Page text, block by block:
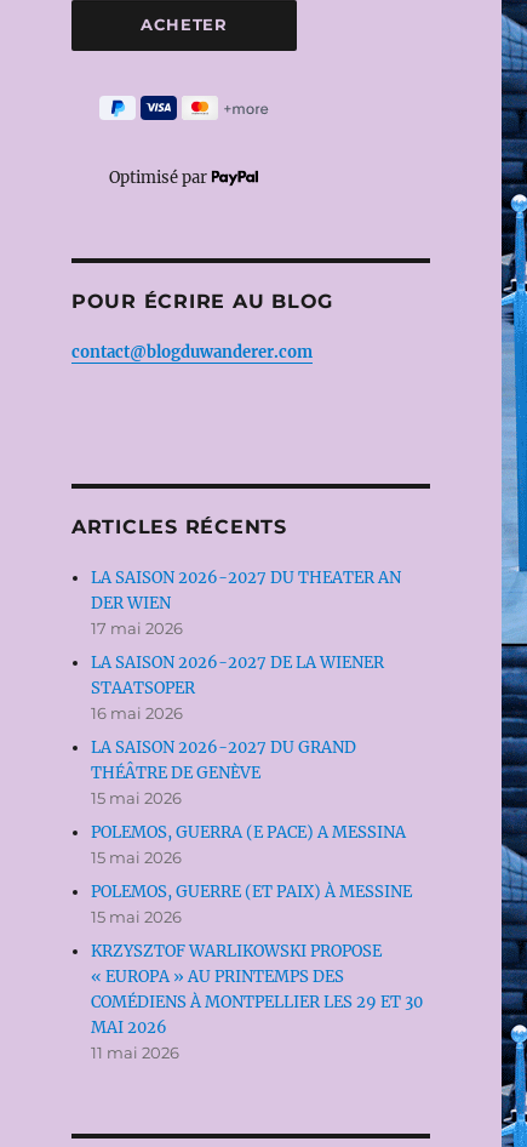
Optimisé par
POUR ÉCRIRE AU BLOG
contact@blogduwanderer.com
ARTICLES RÉCENTS
LA SAISON 2026-2027 DU THEATER AN
DER WIEN
17 mai 2026
LA SAISON 2026-2027 DE LA WIENER
STAATSOPER
16 mai 2026
LA SAISON 2026-2027 DU GRAND
THÉÂTRE DE GENÈVE
15 mai 2026
POLEMOS, GUERRA (E PACE) A MESSINA
15 mai 2026
POLEMOS, GUERRE (ET PAIX) À MESSINE
15 mai 2026
KRZYSZTOF WARLIKOWSKI PROPOSE
« EUROPA » AU PRINTEMPS DES
COMÉDIENS À MONTPELLIER LES 29 ET 30
MAI 2026
11 mai 2026